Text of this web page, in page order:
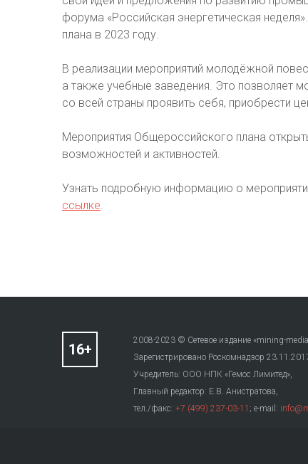
форума «Российская энергетическая
плана в 2023 году.
В реализации мероприятий молодёжной
а также учебные заведения. Это позволяет
со всей страны проявить себя, приобрести
Мероприятия Общероссийского плана
возможностей и активностей.
Узнать подробную информацию о
ссылке.
2008-2023 © Сетевое издание «mining-
Зарегистрировано Роскомнадзор
Учредитель: ООО НПК «Гемос Лимитед»,
Главный редактор: Е.В. Анистратова,
тел./факс: +7 (499) 237-03-11 ; e-mail: